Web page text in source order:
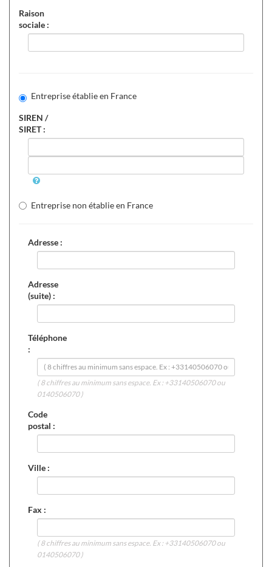
Raison
sociale :
Entreprise établie en France
SIREN /
SIRET :
Entreprise non établie en France
Adresse :
Adresse
(suite) :
Téléphone
:
( 8 chiffres au minimum sans espace. Ex : +33140506070 ou
0140506070 )
Code
postal :
Ville :
Fax :
( 8 chiffres au minimum sans espace. Ex : +33140506070 ou
0140506070 )